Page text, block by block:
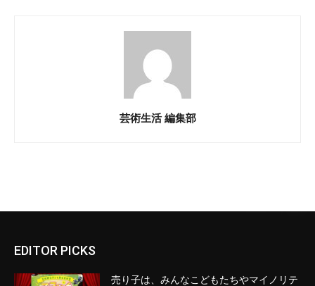
芸術生活 編集部
EDITOR PICKS
売り子は、みんなこどもたちやマイノリテ